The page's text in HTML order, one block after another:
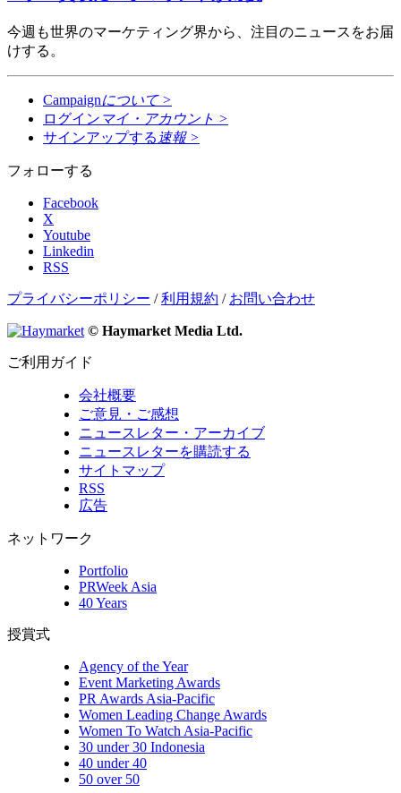
今週も世界のマーケティング界から、注目のニュースをお届
けする。
Campaignについて >
ログイン マイ・アカウント >
サインアップする 速報 >
フォローする
Facebook
X
Youtube
Linkedin
RSS
プライバシーポリシー /利用規約 / お問い合わせ
© Haymarket Media Ltd.
ご利用ガイド
会社概要
ご意見・ご感想
ニュースレター・アーカイブ
ニュースレターを購読する
サイトマップ
RSS
広告
ネットワーク
Portfolio
PRWeek Asia
40 Years
授賞式
Agency of the Year
Event Marketing Awards
PR Awards Asia-Pacific
Women Leading Change Awards
Women To Watch Asia-Pacific
30 under 30 Indonesia
40 under 40
50 over 50